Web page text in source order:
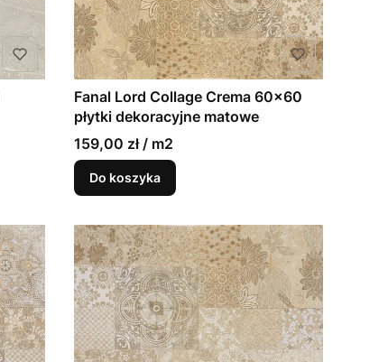
Fanal Lord Collage Crema 60x60
płytki dekoracyjne matowe
159,00 zł / m2
Do koszyka